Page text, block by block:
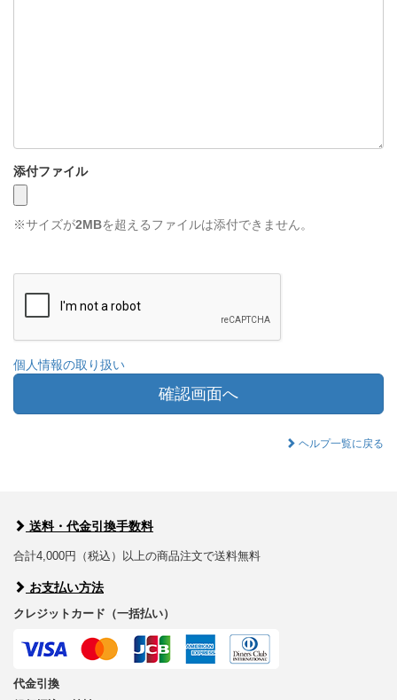
添付ファイル
※サイズが2MBを超えるファイルは添付できません。
個人情報の取り扱い
確認画面へ
ヘルプ一覧に戻る
送料・代金引換手数料
合計4,000円（税込）以上の商品注文で送料無料
お支払い方法
クレジットカード（一括払い）
代金引換